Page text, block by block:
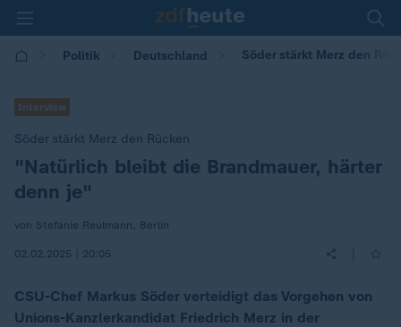
Politik Deutschland Söder stärkt Merz den
Interview
Söder stärkt Merz den Rücken
:"Natürlich bleibt die Brandmauer, härter
denn je"
von Stefanie Reulmann, Berlin
02.02.2025 | 20:05
CSU-Chef Markus Söder verteidigt das Vorgehen von
Unions-Kanzlerkandidat Friedrich Merz in der